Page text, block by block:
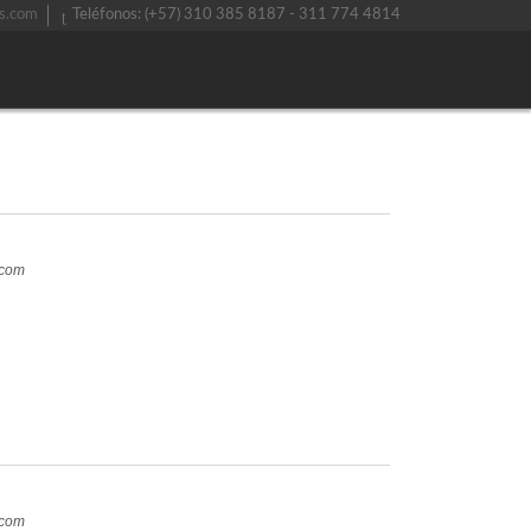
Teléfonos: (+57) 310 385 8187 - 311 774 4814